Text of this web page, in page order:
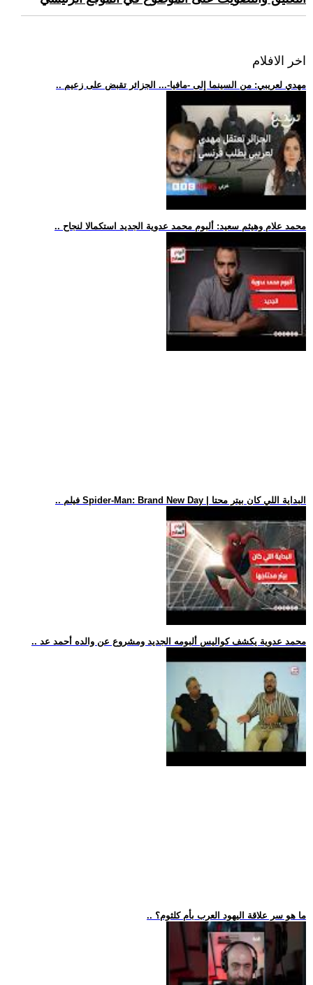
اخر الافلام
.. مهدي لعريبي: من السينما إلى -مافيا-... الجزائر تقبض على زعيم
.. محمد علام وهيثم سعيد: ألبوم محمد عدوية الجديد استكمالا لنجاح
.. فيلم Spider-Man: Brand New Day | البداية اللي كان بيتر محتا
.. محمد عدوية يكشف كواليس ألبومه الجديد ومشروع عن والده أحمد عد
.. ما هو سر علاقة اليهود العرب بأم كلثوم؟